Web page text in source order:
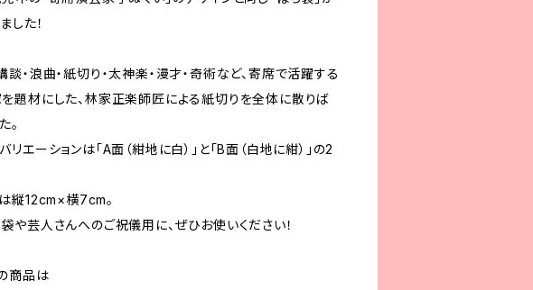
した！
談・浪曲・紙切り・太神楽・漫才・奇術など、寄席で活躍する
題材にした、林家正楽師匠による紙切りを全体に散りば
。
リエーションは「A面（紺地に白）」と「B面（白地に紺）」の2
縦12cm×横7cm。
や芸人さんへのご祝儀用に、ぜひお使いください！
商品は